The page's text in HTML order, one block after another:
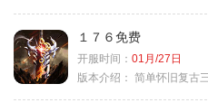
１７６免费
开服时间： 01月/27日
版本介绍： 简单怀旧复古